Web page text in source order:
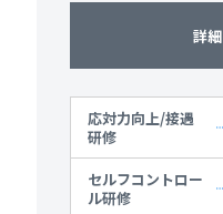
詳
応対力向上/接遇
研修
セルフコントロー
ル研修